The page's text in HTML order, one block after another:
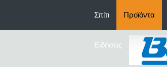
Σπίτι Προϊόντα
Ειδήσεις